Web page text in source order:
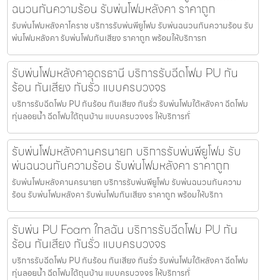
ฉนวนกันความร้อน รับพ่นโฟมหลังคา ราคาถูก
รับพ่นโฟมหลังคาโคราช บริการรับพ่นพียูโฟม รับพ่นฉนวนกันความร้อน รับ
พ่นโฟมหลังคา รับพ่นโฟมกันเสียง ราคาถูก พร้อมให้บริการท
รับพ่นโฟมหลังคาอุดรธานี บริการรับฉีดโฟม PU กัน
ร้อน กันเสียง กันรั่ว แบบครบวงจร
บริการรับฉีดโฟม PU กันร้อน กันเสียง กันรั่ว รับพ่นโฟมใต้หลังคา ฉีดโฟม
ทุ่นลอยน้ำ ฉีดโฟมใต้ถุนบ้าน แบบครบวงจร ให้บริการทั่
รับพ่นโฟมหลังคานครนายก บริการรับพ่นพียูโฟม รับ
พ่นฉนวนกันความร้อน รับพ่นโฟมหลังคา ราคาถูก
รับพ่นโฟมหลังคานครนายก บริการรับพ่นพียูโฟม รับพ่นฉนวนกันความ
ร้อน รับพ่นโฟมหลังคา รับพ่นโฟมกันเสียง ราคาถูก พร้อมให้บริกา
รับพ่น PU Foam ใกลฉัน บริการรับฉีดโฟม PU กัน
ร้อน กันเสียง กันรั่ว แบบครบวงจร
บริการรับฉีดโฟม PU กันร้อน กันเสียง กันรั่ว รับพ่นโฟมใต้หลังคา ฉีดโฟม
ทุ่นลอยน้ำ ฉีดโฟมใต้ถุนบ้าน แบบครบวงจร ให้บริการทั่